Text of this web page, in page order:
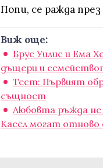
Попи, се ражда през
Виж още:
Брус Уилис и Ема
дъщери и
Тест: Първият
същност
Любовта ръжда не
Касел могат отново